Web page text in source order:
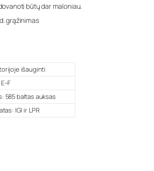
būtų dar maloniau.
grąžinimas
išauginti
585 baltas auksas
IGI ir LPR